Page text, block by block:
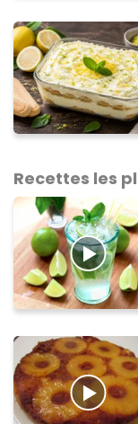
Recettes les